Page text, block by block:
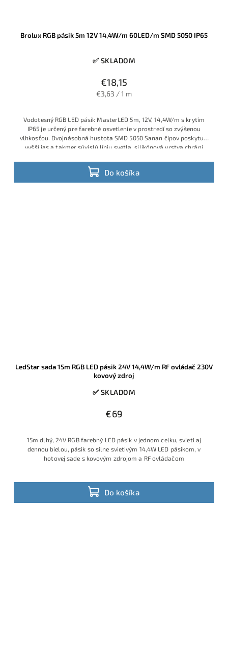
Brolux RGB pásik 5m 12V 14,4W/m 60LED/m SMD 5050 IP65
✅ SKLADOM
€18,15
€3,63 / 1 m
Do košíka
Vodotesný RGB LED pásik MasterLED 5m, 12V, 14,4W/m s krytím
IP65 je určený pre farebné osvetlenie v prostredí so zvýšenou
vlhkosťou. Dvojnásobná hustota SMD 5050 Sanan čipov poskytuje
vyšší jas a takmer súvislú líniu svetla, silikónová vrstva chráni
na medenom podklade zaručuje dobrý odvod tepla, pásik je
deliteľný každých 5 cm, stmievateľný a v kombinácii s vhodným
RGB ovládačom zvládne aj Dennú bielu farbu.
LedStar sada 15m RGB LED pásik 24V 14,4W/m RF ovládač 230V
kovový zdroj
✅ SKLADOM
€69
Do košíka
15m dlhý, 24V RGB farebný LED pásik v jednom celku, svieti aj
dennou bielou, pásik so silne svietivým 14,4W LED pásikom, v
hotovej sade s kovovým zdrojom a RF ovládačom